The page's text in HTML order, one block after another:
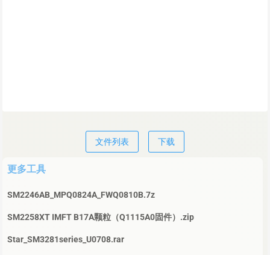
文件列表 下载
更多工具
SM2246AB_MPQ0824A_FWQ0810B.7z
SM2258XT IMFT B17A颗粒（Q1115A0固件）.zip
Star_SM3281series_U0708.rar